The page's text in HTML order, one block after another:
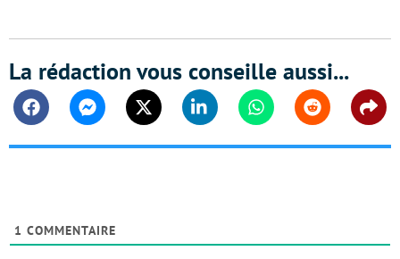
La rédaction vous conseille aussi...
FacebookMessengerTwitter Linkedin WhatsappReddit
1 COMMENTAIRE